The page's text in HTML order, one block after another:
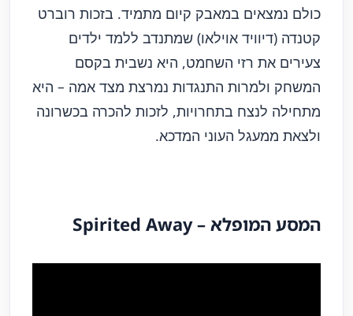
כולם נמצאים במאבק קיום מתמיד. בזכות רוברט
קטנדה (דיוויד אוילאו) שמתנדב ללמד ילדים
צעירים את רזי השחמט, היא נשבית בקסם
המשחק ולמרות התנגדות נמרצת מצד אמה – היא
מתחילה לנצח בתחרויות, לזכות להכרה בכשרונה
ולצאת ממעגל העוני המדכא.
המסע המופלא – Spirited Away